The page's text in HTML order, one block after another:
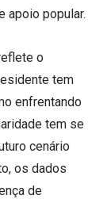
apoio popular.
o
tem
enfrentando
tem se
cenário
os dados
de